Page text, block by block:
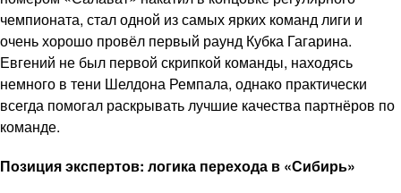
чемпионата, стал одной из самых ярких команд лиги и
очень хорошо провёл первый раунд Кубка Гагарина.
Евгений не был первой скрипкой команды, находясь
немного в тени Шелдона Ремпала, однако практически
всегда помогал раскрывать лучшие качества партнёров по
команде.
Позиция экспертов: логика перехода в «Сибирь»